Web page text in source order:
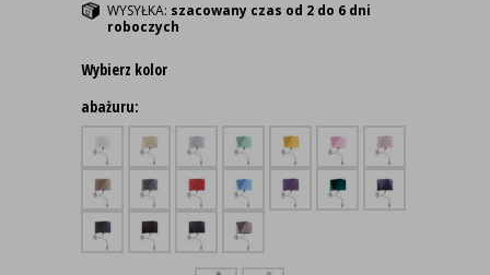
WYSYŁKA: szacowany czas od 2 do 6 dni
roboczych
Wybierz kolor
abażuru: